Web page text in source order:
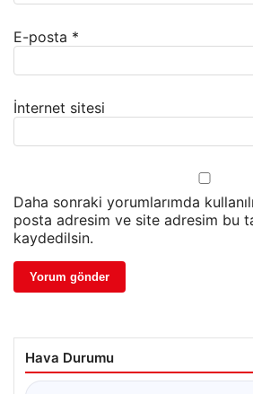
E-posta *
İnternet sitesi
Daha sonraki yorumlarımda
posta adresim ve site adresim bu
kaydedilsin.
Hava Durumu